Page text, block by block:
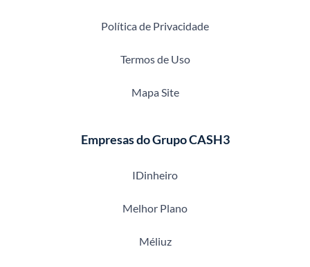
Política de Privacidade
Termos de Uso
Mapa Site
Empresas do Grupo CASH3
IDinheiro
Melhor Plano
Méliuz